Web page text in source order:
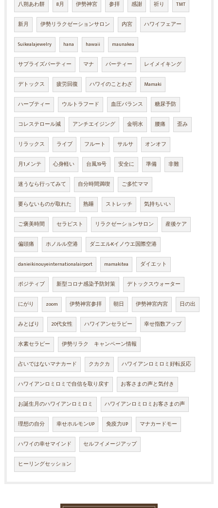
八朔あわ餅 8月 伊勢神宮 参拝 感謝 祈り TMT
新月 伊勢リラクゼーションサロン 内宮 ハワイフェアー
Suikealajewelry hana hawaii maunakea
サプライズパーティー マナ パーティー レイメイキング
デトックス 疲労回復 ハワイのことわざ Mamaki
ハーブティー ウルトラフード 血圧バランス 糖尿予防
コレステロール減 アンチエイジング 金明水 腰痛 歪み
リラックス ライブ フルート サルサ オンオフ
月1メンテ 心身軽い 台風19号 安全に 準備 非難
迷うなら行ってみて 自分時間満喫 ご多忙ママ
要らないものが取れた 熟睡 ストレッチ 気持ちいい
ご褒美時間 セラピスト リラクゼーションサロン 産後ケア
偏頭痛 ホノルル空港 ダニエルKイノウエ国際空港
danieikinouyeinternationalairport mamakitea ダイエット
ポジティブ 新型コロナ感染予防対策 デトックスウォーター
にがり zoom 伊勢神宮参拝 朝日 伊勢神宮内宮 日の出
みとばり 20代女性 ハワイアンセラピー 幸せ指数アップ
水素セラピー 伊勢リラク キャンペーン情報
占いではないマナカード クカクカ ハワイアンロミロミ好転反応
ハワイアンロミロミで自信を取り戻す お客さまの声と気付き
お誕生月のハワイアンロミロミ ハワイアンロミロミお客さまの声
理想の自分 幸せホルモンUP 免疫力UP マナカードモー
ハワイの幸せマインド セルフイメージアップ
ヒーリングセッション